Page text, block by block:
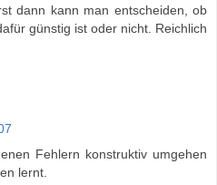
dann kann man entscheiden, ob
günstig ist oder nicht. Reichlich
Fehlern konstruktiv umgehen
lernt.